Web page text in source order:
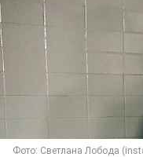
Фото: Светлана Лобода